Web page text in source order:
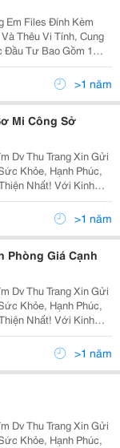
Thêu Vi Tính, Cung
Tư Bao Gồm 1
Cộng 15 Máy Hiệu
Trong Số Đó Gồm 10
>1 năm
Mi Công Sở
Dv Thu Trang Xin Gửi
Khỏe, Hạnh Phúc,
Với Kinh
May.chúng Tôi
Với Mức Giá Cạnh>1 năm
Phòng Giá Cạnh
Dv Thu Trang Xin Gửi
Khỏe, Hạnh Phúc,
Với Kinh
May.chúng Tôi
Với Mức Giá Cạnh>1 năm
Dv Thu Trang Xin Gửi
Khỏe, Hạnh Phúc,